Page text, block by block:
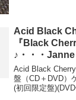
Acid Black
『Black
♪・・・
よ
Acid Black
盤（CD＋DVD）
(初回限定盤